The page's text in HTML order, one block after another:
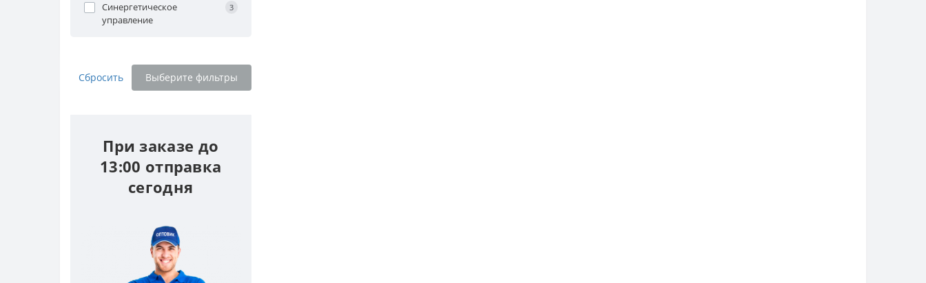
Синергетическое
управление
3
Сбросить Выберите фильтры
При заказе до
13:00 отправка
сегодня